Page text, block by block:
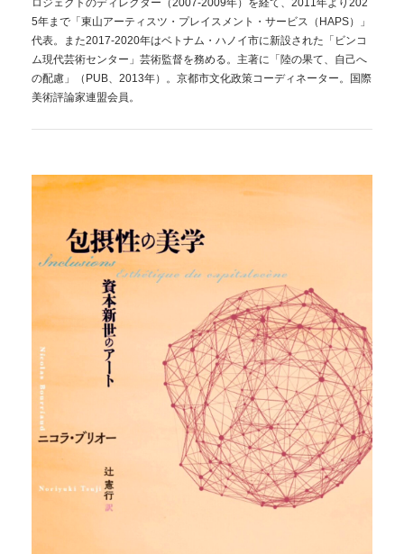
ロジェクトのディレクター（2007-2009年）を経て、2011年より202
5年まで「東山アーティスツ・プレイスメント・サービス（HAPS）」
代表。また2017-2020年はベトナム・ハノイ市に新設された「ビンコ
ム現代芸術センター」芸術監督を務める。主著に「陸の果て、自己へ
の配慮」（PUB、2013年）。京都市文化政策コーディネーター。国際
美術評論家連盟会員。